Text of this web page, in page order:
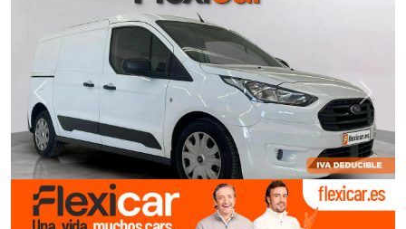
Anterior